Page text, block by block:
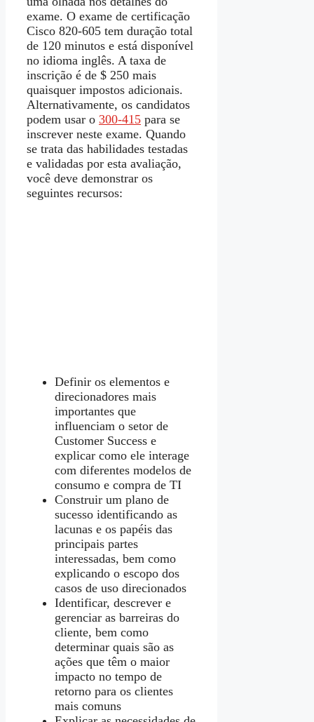
exame. O exame de certificação
Cisco 820-605 tem duração total
de 120 minutos e está disponível
no idioma inglês. A taxa de
inscrição é de $ 250 mais
quaisquer impostos adicionais.
Alternativamente, os candidatos
podem usar o 300-415 para se
inscrever neste exame. Quando
se trata das habilidades testadas
e validadas por esta avaliação,
você deve demonstrar os
seguintes recursos:
Definir os elementos e
direcionadores mais
importantes que
influenciam o setor de
Customer Success e
explicar como ele interage
com diferentes modelos de
consumo e compra de TI
Construir um plano de
sucesso identificando as
lacunas e os papéis das
principais partes
interessadas, bem como
explicando o escopo dos
casos de uso direcionados
Identificar, descrever e
gerenciar as barreiras do
cliente, bem como
determinar quais são as
ações que têm o maior
impacto no tempo de
retorno para os clientes
mais comuns